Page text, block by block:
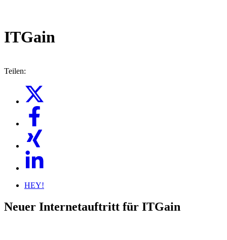
ITGain
Teilen:
HEY!
Neuer Internetauftritt für ITGain